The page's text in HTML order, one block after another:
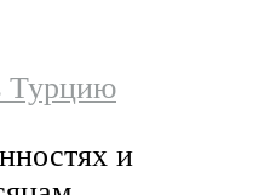
Турцию
и